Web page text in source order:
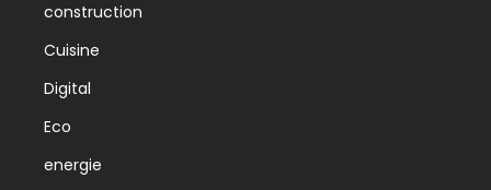
construction
Cuisine
Digital
Eco
energie